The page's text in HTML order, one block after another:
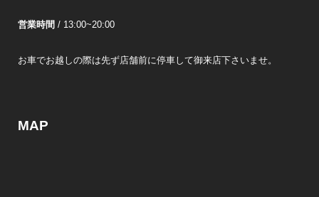
営業時間 / 13:00~20:00
お車でお越しの際は先ず店舗前に停車して御来店下さいませ。
MAP